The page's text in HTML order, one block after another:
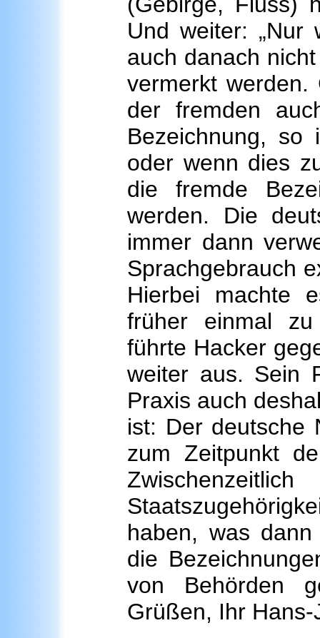
Und weiter: „Nur
auch danach
vermerkt
der fremden
Bezeichnung, so
oder wenn dies
die fremde
werden. Die
immer dann
Sprachgebrauch
Hierbei machte
früher einmal zu
führte Hacker
weiter aus. Sein
Praxis auch
ist: Der deutsche
zum Zeitpunkt
haben, was
die
von Behörden
Grüßen, Ihr Hans-